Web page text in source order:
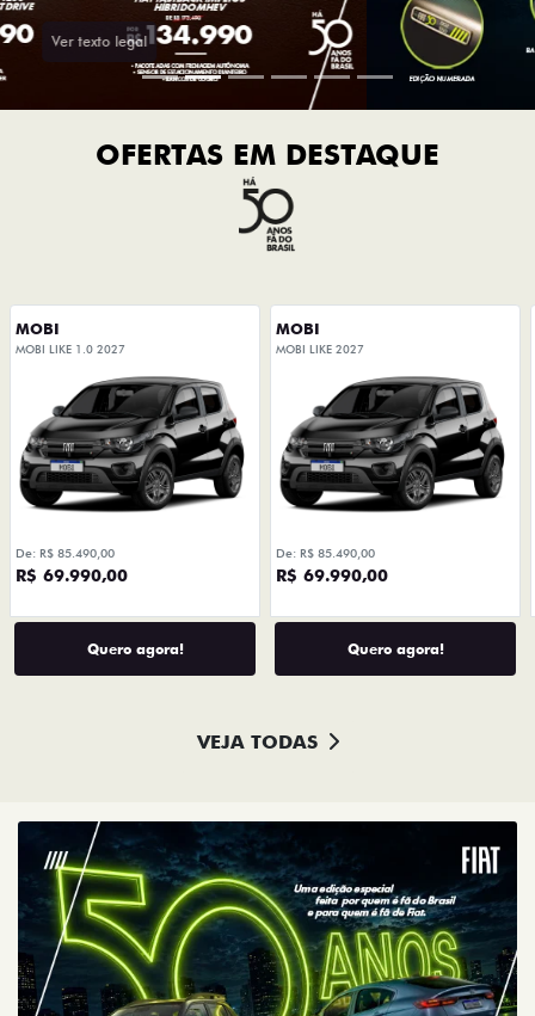
OFERTAS EM DESTAQUE
MOBI
MOBI LIKE 1.0 2027
De: R$ 85.490,00
R$ 69.990,00
Quero agora!
MOBI
MOBI LIKE 2027
De: R$ 85.490,00
R$ 69.990,00
Quero agora!
VEJA TODAS